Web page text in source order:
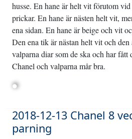
husse. En hane är helt vit förutom
prickar. En hane är nästen helt vit,
ena sidan. En hane är beige och vit
Den ena tik är nästan helt vit och
valparna diar som de ska och har
Chanel och valparna mår bra.
2018-12-13 Chanel 8
parning